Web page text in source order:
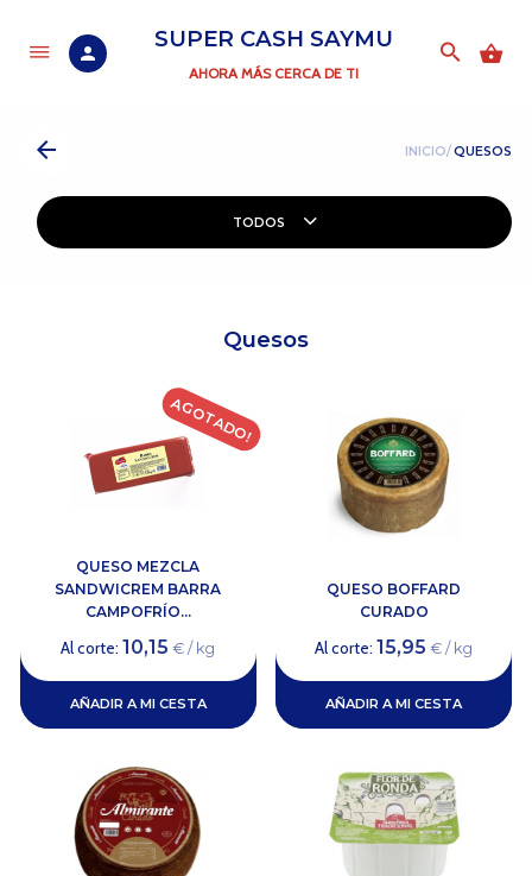
SUPER CASH SAYMU
AHORA MÁS CERCA DE TI
INICIO/QUESOS
TODOS
Quesos
QUESO MEZCLA
SANDWICREM BARRA
CAMPOFRÍO...
Al corte:10,15 € / kg
AÑADIR A MI CESTA
AGOTADO!
QUESO BOFFARD
CURADO
Al corte:15,95 € / kg
AÑADIR A MI CESTA